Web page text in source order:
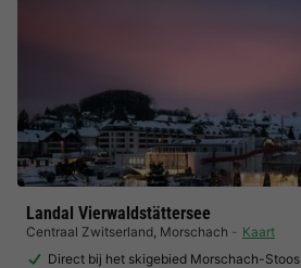
Landal Vierwaldstättersee
Centraal Zwitserland, Morschach
Kaart
Direct bij het skigebied Morschach-Stoos